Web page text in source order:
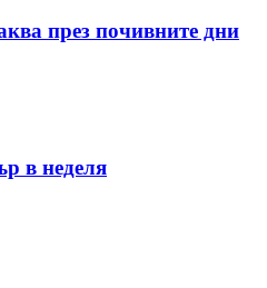
през почивните дни
в неделя